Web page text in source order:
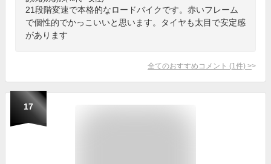
21段階変速で本格的なロードバイクです。赤いフレーム
で個性的でかっこいいと思います。タイヤも太目で安定感
があります
全てのおすすめコメント (1 件) >
17